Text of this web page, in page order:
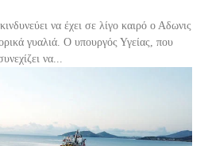
να έχει σε λίγο καιρό ο Αδωνις
γυαλιά. Ο υπουργός Υγείας, που
να...